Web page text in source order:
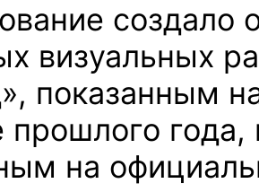
создало
визуальных
показанным
прошлого
на